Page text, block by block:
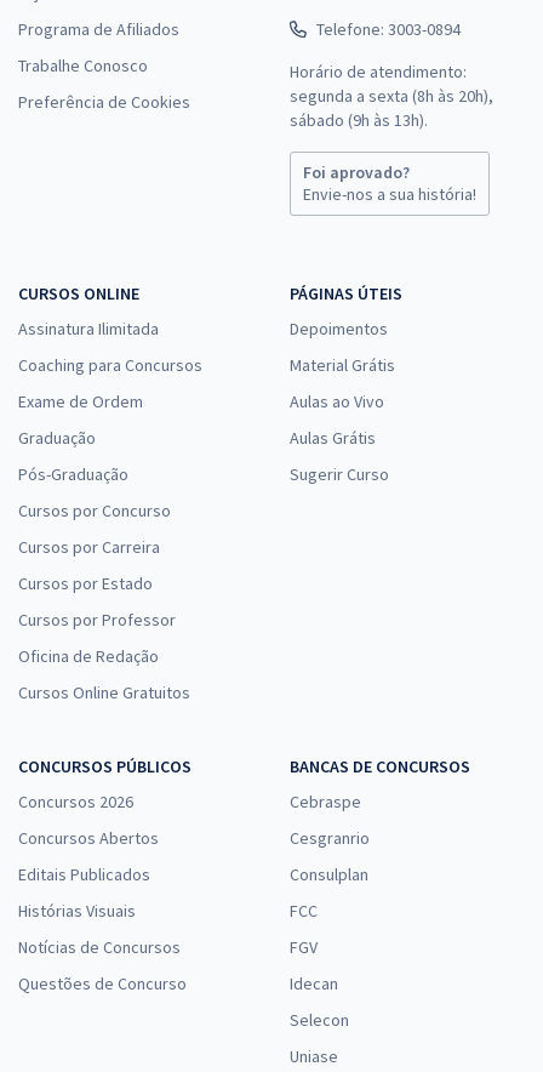
Programa de Afiliados
Trabalhe Conosco
Preferência de Cookies
Telefone: 3003-0894
Horário de atendimento:
segunda a sexta (8h às 20h),
sábado (9h às 13h).
Foi aprovado?
Envie-nos a sua história!
CURSOS ONLINE
Assinatura Ilimitada
Coaching para Concursos
Exame de Ordem
Graduação
Pós-Graduação
Cursos por Concurso
Cursos por Carreira
Cursos por Estado
Cursos por Professor
Oficina de Redação
Cursos Online Gratuitos
PÁGINAS ÚTEIS
Depoimentos
Material Grátis
Aulas ao Vivo
Aulas Grátis
Sugerir Curso
CONCURSOS PÚBLICOS
Concursos 2026
Concursos Abertos
Editais Publicados
Histórias Visuais
Notícias de Concursos
Questões de Concurso
BANCAS DE CONCURSOS
Cebraspe
Cesgranrio
Consulplan
FCC
FGV
Idecan
Selecon
Uniase